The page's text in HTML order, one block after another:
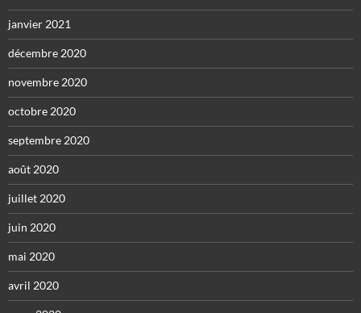
janvier 2021
décembre 2020
novembre 2020
octobre 2020
septembre 2020
août 2020
juillet 2020
juin 2020
mai 2020
avril 2020